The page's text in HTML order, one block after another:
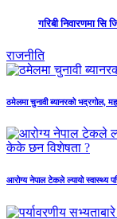
गरिबी निवारणमा सि
राजनीति
ठमेलमा चुनावी ब्यानरको भद्रगोल,
आरोग्य नेपाल टेकले ल्यायो स्वास्थ्य